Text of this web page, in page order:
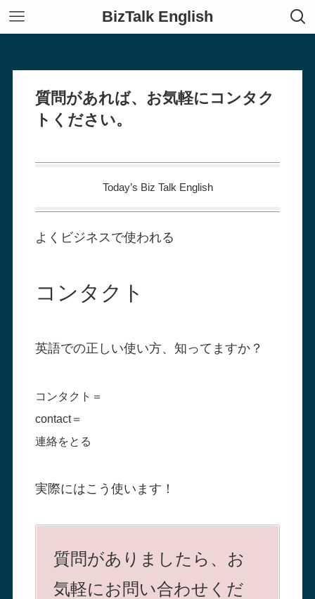
BizTalk English
質問があれば、お気軽にコンタク
トください。
Today’s Biz Talk English
よくビジネスで使われる
コンタクト
英語での正しい使い方、知ってますか？
コンタクト＝
contact＝
連絡をとる
実際にはこう使います！
質問がありましたら、お
気軽にお問い合わせくだ